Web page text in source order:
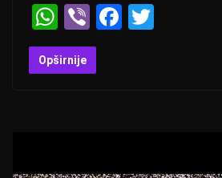
W
h
at
p
Vi
b
er
F
o
Opširnije